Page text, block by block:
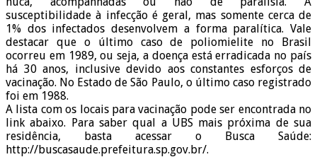
susceptibilidade à infecção é geral, mas somente cerca de
1% dos infectados desenvolvem a forma paralítica. Vale
destacar que o último caso de poliomielite no Brasil
ocorreu em 1989, ou seja, a doença está erradicada no país
há 30 anos, inclusive devido aos constantes esforços de
vacinação. No Estado de São Paulo, o último caso registrado
foi em 1988.
A lista com os locais para vacinação pode ser encontrada no
link abaixo. Para saber qual a UBS mais próxima de sua
residência, basta acessar o Busca Saúde:
http://buscasaude.prefeitura.sp.gov.br/.